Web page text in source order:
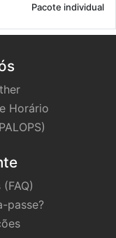
Pa­cote in­di­vi­dual
Horário
passe?